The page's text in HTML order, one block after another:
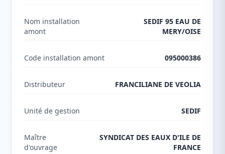
Nom installation
amont
SEDIF 95 EAU DE
MERY/OISE
Code installation amont 095000386
Distributeur FRANCILIANE DE VEOLIA
Unité de gestion SEDIF
Maître
d'ouvrage
SYNDICAT DES EAUX D'ILE DE
FRANCE